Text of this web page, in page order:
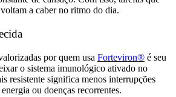
a caber no ritmo do dia.
por quem usa Forteviron® é seu
o sistema imunológico ativado no
resistente significa menos interrupções
ou doenças recorrentes.